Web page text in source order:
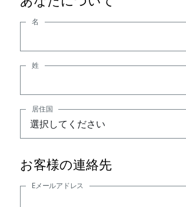
名
姓
居住国
お客様の連絡先
Eメールアドレス